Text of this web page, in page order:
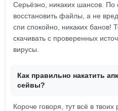
Серьёзно, никаких шансов. По
восстановить файлы, а не
спи спокойно, никаких банов!
скачивать с проверенных
вирусы.
Как правильно накатить
сейвы?
Короче говоря, тут всё в